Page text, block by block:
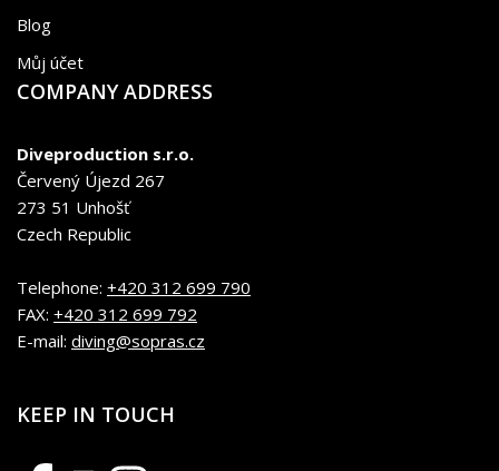
Blog
Můj účet
COMPANY ADDRESS
Diveproduction s.r.o.
Červený Újezd 267
273 51 Unhošť
Czech Republic
Telephone: +420 312 699 790
FAX: +420 312 699 792
E-mail: diving@sopras.cz
KEEP IN TOUCH